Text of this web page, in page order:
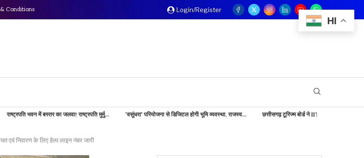
Conditions Login/Register
का जलवा! राष्ट्रपति मुर्मु... ‘वसुंधरा’ परियोजना से डिजिटल होगी भूमि व्यवस्था, राजस्व... छत्तीसगढ़ टूरिज्म बोर्ड ने IITM बेंगलुरु में दिखाई...
निवारण के लिए हेल्प लाइन नंबर जारी
HI